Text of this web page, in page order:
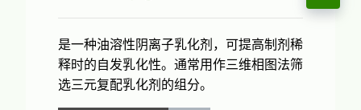
是一种油溶性阴离子乳化剂，可提高制剂稀
释时的自发乳化性。通常用作三维相图法筛
选三元复配乳化剂的组分。